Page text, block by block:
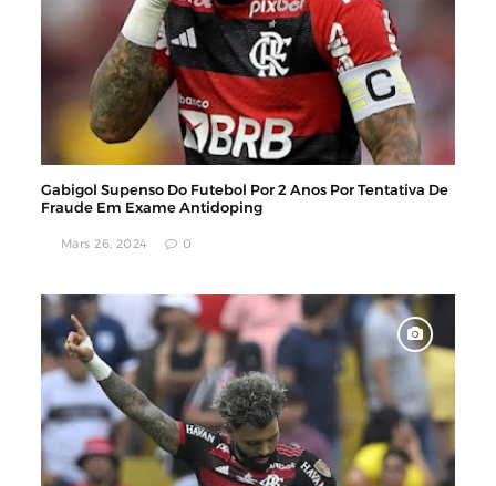
Gabigol Supenso Do Futebol Por 2 Anos Por Tentativa De
Fraude Em Exame Antidoping
Mars 26, 2024 0